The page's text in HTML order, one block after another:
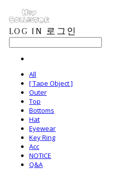
LOG IN 로그인
All
[ Tape Object ]
Outer
Top
Bottoms
Hat
Eyewear
Key Ring
Acc
NOTICE
Q&A